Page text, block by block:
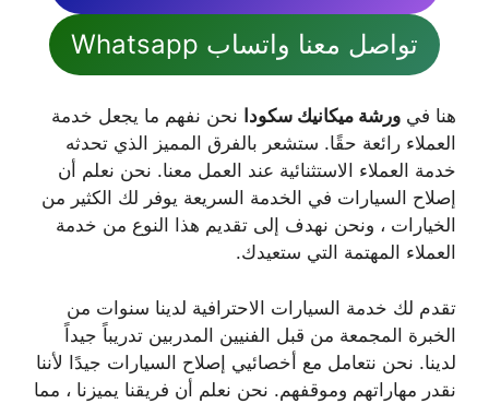
تواصل معنا واتساب Whatsapp
هنا في ورشة ميكانيك سكودا نحن نفهم ما يجعل خدمة
العملاء رائعة حقًا. ستشعر بالفرق المميز الذي تحدثه
خدمة العملاء الاستثنائية عند العمل معنا. نحن نعلم أن
إصلاح السيارات في الخدمة السريعة يوفر لك الكثير من
الخيارات ، ونحن نهدف إلى تقديم هذا النوع من خدمة
العملاء المهتمة التي ستعيدك.
تقدم لك خدمة السيارات الاحترافية لدينا سنوات من
الخبرة المجمعة من قبل الفنيين المدربين تدريباً جيداً
لدينا. نحن نتعامل مع أخصائيي إصلاح السيارات جيدًا لأننا
نقدر مهاراتهم وموقفهم. نحن نعلم أن فريقنا يميزنا ، مما